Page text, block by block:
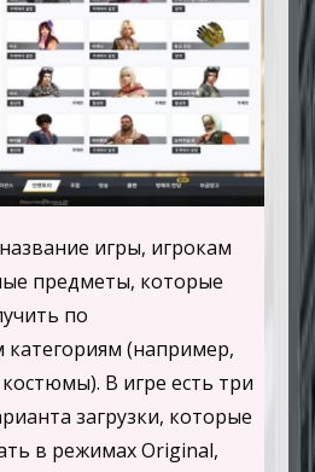
игры, игрокам
предметы, которые
по
(например,
В игре есть три
загрузки, которые
в режимах Original,